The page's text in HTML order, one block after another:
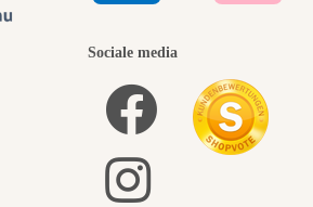
Sociale media